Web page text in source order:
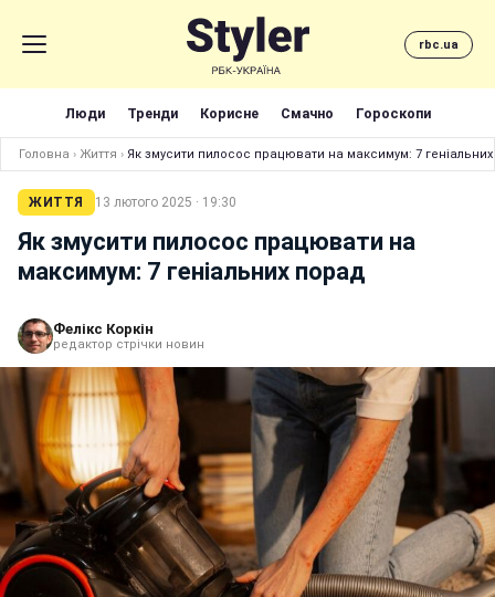
rbc.ua
Люди Тренди Корисне Смачно Гороскопи
Головна › Життя › Як змусити пилосос працювати на максимум: 7
ЖИТТЯ 13 лютого 2025 · 19:30
Як змусити пилосос працювати на
максимум: 7 геніальних порад
Фелікс Коркін
редактор стрічки новин